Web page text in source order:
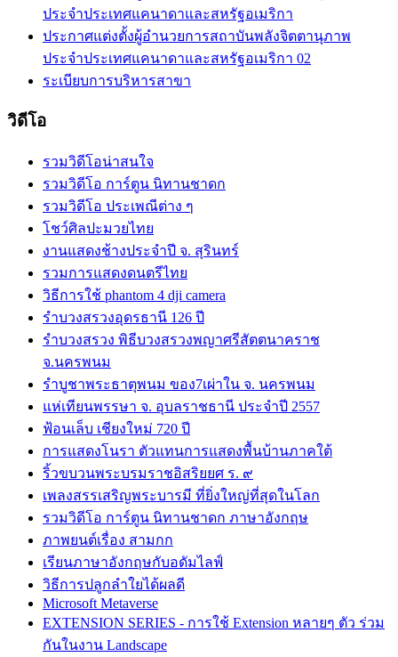
ประจำประเทศแคนาดาและสหรัฐอเมริกา
ประกาศแต่งตั้งผู้อำนวยการสถาบันพลังจิตตานุภาพ
ประจำประเทศแคนาดาและสหรัฐอเมริกา 02
ระเบียบการบริหารสาขา
วิดีโอ
รวมวิดีโอน่าสนใจ
รวมวิดีโอ การ์ตูน นิทานชาดก
รวมวิดีโอ ประเพณีต่าง ๆ
โชว์ศิลปะมวยไทย
งานแสดงช้างประจำปี จ. สุรินทร์
รวมการแสดงดนตรีไทย
วิธีการใช้ phantom 4 dji camera
รำบวงสรวงอุดรธานี 126 ปี
รำบวงสรวง พิธีบวงสรวงพญาศรีสัตตนาคราช
จ.นครพนม
รำบูชาพระธาตุพนม ของ7เผ่าใน จ. นครพนม
แห่เทียนพรรษา จ. อุบลราชธานี ประจำปี 2557
ฟ้อนเล็บ เชียงใหม่ 720 ปี
การแสดงโนรา ตัวแทนการแสดงพื้นบ้านภาคใต้
ริ้วขบวนพระบรมราชอิสริยยศ ร. ๙
เพลงสรรเสริญพระบารมี ที่ยิ่งใหญ่ที่สุดในโลก
รวมวิดีโอ การ์ตูน นิทานชาดก ภาษาอังกฤษ
ภาพยนต์เรื่อง สามกก
เรียนภาษาอังกฤษกับอดัมไลฟ์
วิธีการปลูกลำใยได้ผลดี
Microsoft Metaverse
EXTENSION SERIES - การใช้ Extension หลายๆ ตัว ร่วม
กันในงาน Landscape